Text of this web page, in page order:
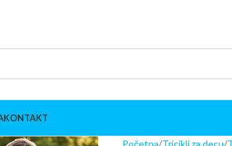
KONTAKT
Početna Tricikli za decu